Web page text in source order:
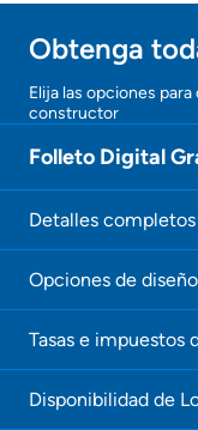
Obtenga
Elija las opciones
constructor
Folleto Digital
Detalles
Opciones de
Tasas e impuestos
Disponibilidad de